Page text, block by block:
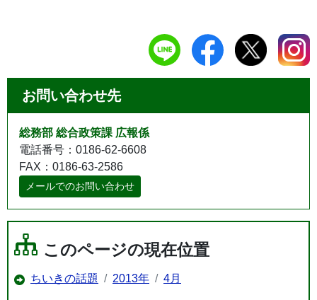
お問い合わせ先
総務部 総合政策課 広報係
電話番号：0186-62-6608
FAX：0186-63-2586
メールでのお問い合わせ
このページの現在位置
ちいきの話題 2013年 4月